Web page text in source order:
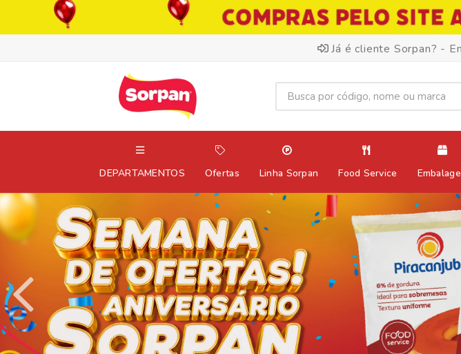
Já é cliente Sorpan? -
DEPARTAMENTOS Ofertas Linha Sorpan Food Service